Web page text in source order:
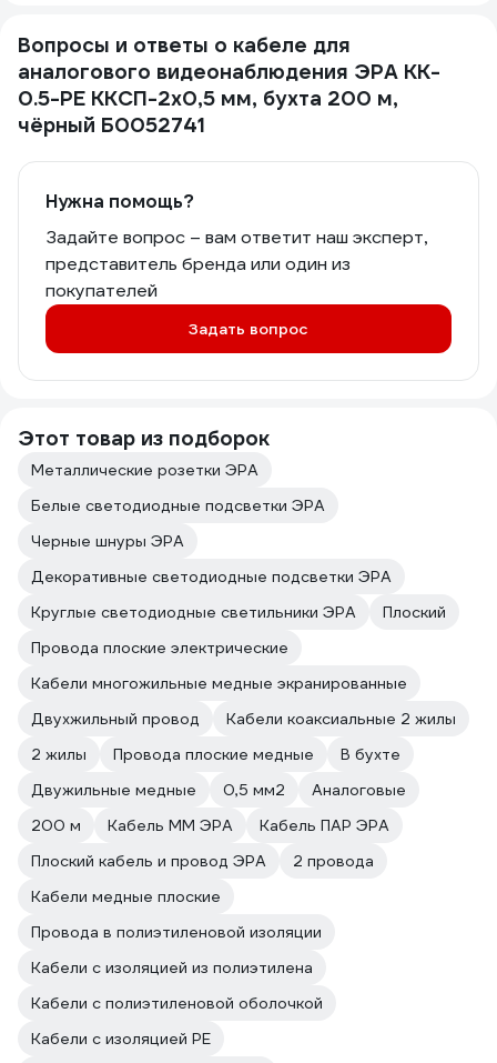
Вопросы и ответы о кабеле для
аналогового видеонаблюдения ЭРА KK-
0.5-PE ККСП-2x0,5 мм, бухта 200 м,
чёрный Б0052741
Нужна помощь?
Задайте вопрос – вам ответит наш эксперт,
представитель бренда или один из
покупателей
Задать вопрос
Этот товар из подборок
Металлические розетки ЭРА
Белые светодиодные подсветки ЭРА
Черные шнуры ЭРА
Декоративные светодиодные подсветки ЭРА
Круглые светодиодные светильники ЭРА
Плоский
Провода плоские электрические
Кабели многожильные медные экранированные
Двухжильный провод
Кабели коаксиальные 2 жилы
2 жилы
Провода плоские медные
В бухте
Двужильные медные
0,5 мм2
Аналоговые
200 м
Кабель ММ ЭРА
Кабель ПАР ЭРА
Плоский кабель и провод ЭРА
2 провода
Кабели медные плоские
Провода в полиэтиленовой изоляции
Кабели с изоляцией из полиэтилена
Кабели с полиэтиленовой оболочкой
Кабели с изоляцией PE